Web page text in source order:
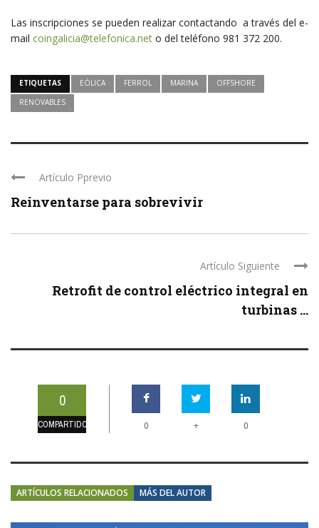
Las inscripciones se pueden realizar contactando a través del e-
mail coingalicia@telefonica.net o del teléfono 981 372 200.
ETIQUETAS EÓLICA FERROL MARINA
OFFSHORE
RENOVABLES
Artículo Pprevio
Reinventarse para sobrevivir
Artículo Siguiente
Retrofit de control eléctrico integral en
turbinas ...
0
COMPARTIDOS 0 + 0
ARTÍCULOS RELACIONADOS MÁS DEL AUTOR